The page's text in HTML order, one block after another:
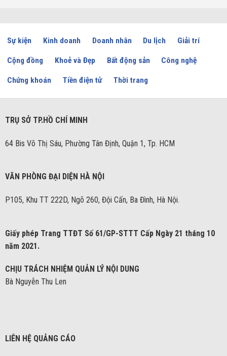
Sự kiện Kinh doanh Doanh nhân Du lịch Giải trí
Cộng đồng Khoẻ và Đẹp Bất động sản Công nghệ
Chứng khoán Tiền điện tử Thời trang
TRỤ SỞ TP.HỒ CHÍ MINH
64 Bis Võ Thị Sáu, Phường Tân Định, Quận 1, Tp. HCM
VĂN PHÒNG ĐẠI DIỆN HÀ NỘI
P105, Khu TT 222D, Ngõ 260, Đội Cấn, Ba Đình, Hà Nội.
Giấy phép Trang TTĐT Số 61/GP-STTT Cấp Ngày 21 tháng 10
năm 2021.
CHỊU TRÁCH NHIỆM QUẢN LÝ NỘI DUNG
Bà Nguyễn Thu Len
LIÊN HỆ QUẢNG CÁO